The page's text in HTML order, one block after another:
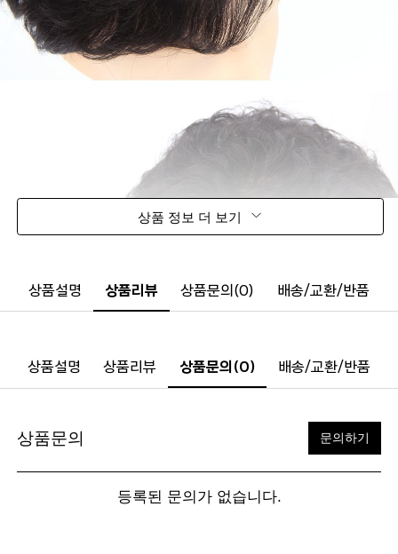
상품 정보 더 보기
상품설명 상품리뷰 상품문의(0) 배송/교환/반품
상품설명 상품리뷰 상품문의(0) 배송/교환/반품
상품문의 문의하기
등록된 문의가 없습니다.